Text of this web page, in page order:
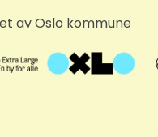
av Oslo kommune